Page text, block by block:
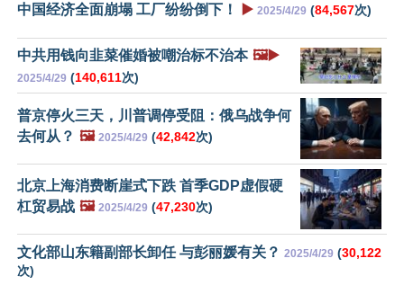
中国经济全面崩塌 工厂纷纷倒下！ ▶️ 2025/4/29 (84,567次)
中共用钱向韭菜催婚被嘲治标不治本 🖼️▶️
2025/4/29 (140,611次)
普京停火三天，川普调停受阻：俄乌战争何
去何从？ 🖼️ 2025/4/29 (42,842次)
北京上海消费断崖式下跌 首季GDP虚假硬
杠贸易战 🖼️ 2025/4/29 (47,230次)
文化部山东籍副部长卸任 与彭丽媛有关？ 2025/4/29 (30,122
次)